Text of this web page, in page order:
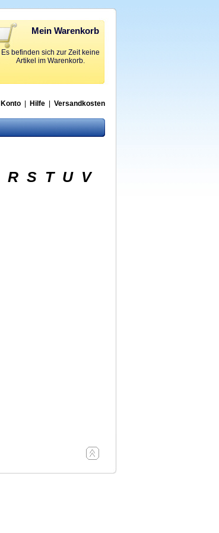
Mein Warenkorb
Es befinden sich zur Zeit keine
Artikel im Warenkorb.
Konto| Hilfe| Versandkosten
R S T U V